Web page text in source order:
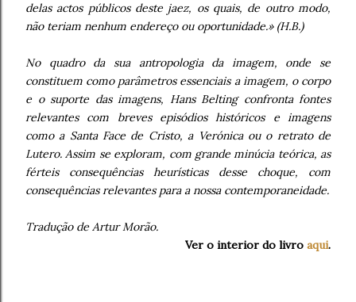
delas actos públicos deste jaez, os quais, de outro modo,
não teriam nenhum endereço ou oportunidade.» (H.B.)
No quadro da sua antropologia da imagem, onde se
constituem como parâmetros essenciais a imagem, o corpo
e o suporte das imagens, Hans Belting confronta fontes
relevantes com breves episódios históricos e imagens
como a Santa Face de Cristo, a Verónica ou o retrato de
Lutero. Assim se exploram, com grande minúcia teórica, as
férteis consequências heurísticas desse choque, com
consequências relevantes para a nossa contemporaneidade.
Tradução de Artur Morão.
Ver o interior do livro aqui.